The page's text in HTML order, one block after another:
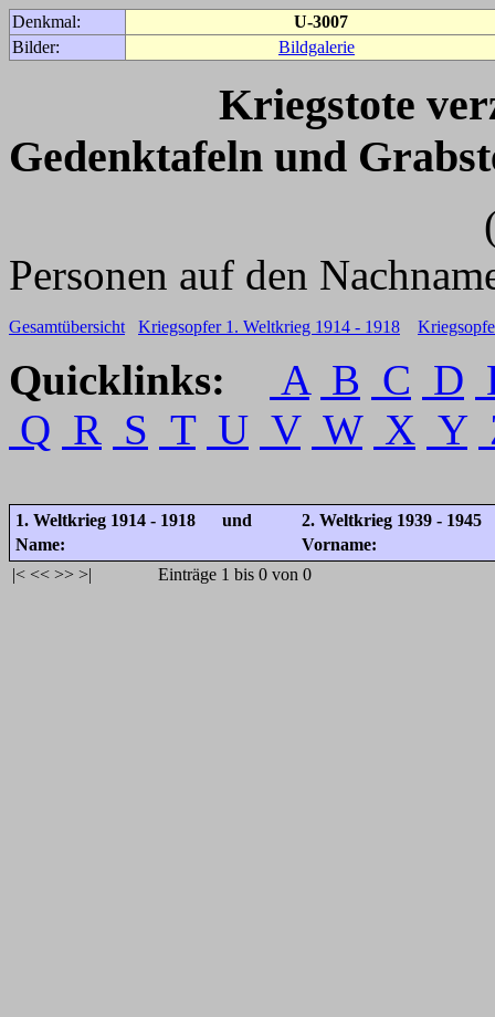
Denkmal:
U-3007
Bilder:
Bildgalerie
Kriegstote
Gedenktafeln und
(Für weitere
Personen auf den
Gesamtübersicht Kriegsopfer 1. Weltkrieg 1914 - 1918
Quicklinks: A B C D
Q R S T U V W X Y
1. Weltkrieg 1914 - 1918 und
2. Weltkrieg 1939 - 1945
Name:
Vorname:
|< << >> >| Einträge 1 bis 0 von 0